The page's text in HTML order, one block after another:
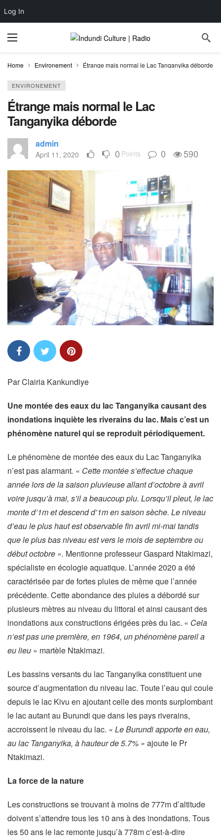
Log In
Home Environement Étrange mais normal le Lac Tanganyika déborde
ENVIRONEMENT
Étrange mais normal le Lac
Tanganyika déborde
admin
April 11, 2020 0 Points 0 590
Par Clairia Kankundiye
Une montée des eaux du lac Tanganyika causant des
inondations inquiète les riverains du lac. Mais c’est un
phénomène naturel qui se reproduit périodiquement.
Le phénomène de montée des eaux du Lac Tanganyika
n’est pas alarmant. « Cette montée s’effectue chaque
année lors de la saison pluvieuse allant d’octobre à avril
voire jusqu’à mai, s’il a beaucoup plu. Lorsqu’il pleut, le lac
monte d’1m et descend d’1m en saison sèche. Le niveau
d’eau le plus haut est observable fin avril mi-mai tandis
que le plus bas niveau est vers le mois de septembre ou
début octobre ». Mentionne professeur Gaspard Ntakimazi,
spécialiste en écologie aquatique. L’année 2020 a été
caractérisée par de fortes pluies de même que l’année
précédente. Cette abondance des pluies a débordé sur
plusieurs mètres au niveau du littoral et ainsi causant des
inondations aux constructions érigées près du lac. « Cela
n’est pas une première, en 1964, un phénomène pareil a
eu lieu » martèle Ntakimazi.
Les bassins versants du lac Tanganyika constituent une
source d’augmentation du niveau lac. Toute l’eau qui coule
depuis le lac Kivu en ajoutant celle des monts surplombant
le lac autant au Burundi que dans les pays riverains,
accroissent le niveau du lac. « Le Burundi apporte en eau,
au lac Tanganyika, à hauteur de 5.7% » ajoute le Pr
Ntakimazi.
La force de la nature
Les constructions se trouvant à moins de 777m d’altitude
doivent s’attendre tous les 10 ans à des inondations. Tous
les 50 ans le lac remonte jusqu’à 778m c’est-à-dire